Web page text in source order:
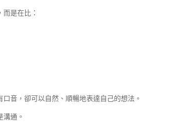
是在比：
音，卻可以自然、順暢地表達自己的想法。
通。